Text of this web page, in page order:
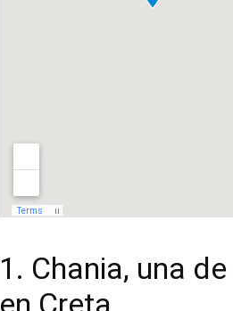
1. Chania, una